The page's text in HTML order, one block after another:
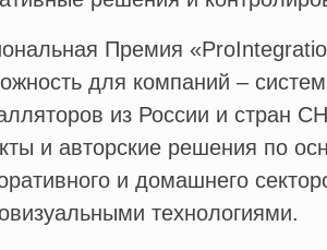
Премия
для компаний –
из России и стран
и авторские решения по
и домашнего
технологиями.